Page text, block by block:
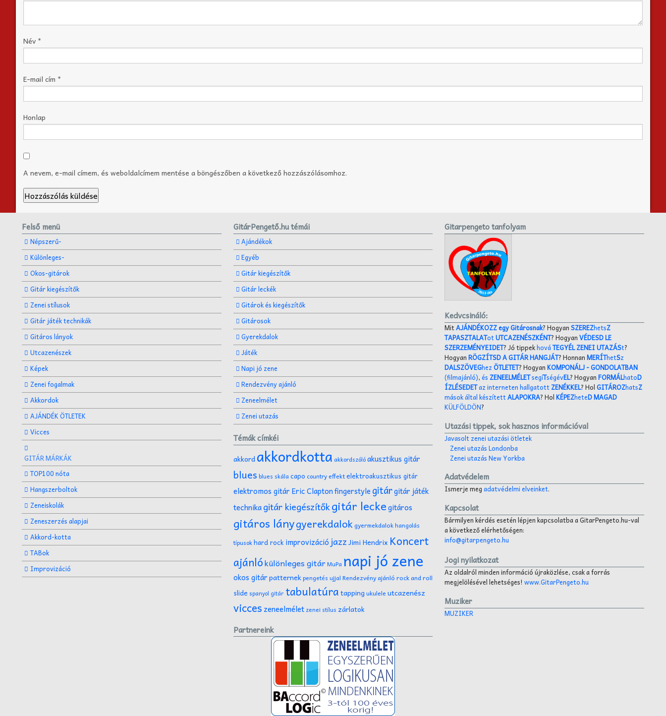
Név *
E-mail cím *
Honlap
A nevem, e-mail címem, és weboldalcímem mentése a böngészőben a következő hozzászólásomhoz.
Felső menü
Népszerű-
Különleges-
Okos-gitárok
Gitár kiegészítők
Zenei stílusok
Gitár játék technikák
Gitáros lányok
Utcazenészek
Képek
Zenei fogalmak
Akkordok
AJÁNDÉK ÖTLETEK
Vicces
GITÁR MÁRKÁK
TOP100 nóta
Hangszerboltok
Zeneiskolák
Zeneszerzés alapjai
Akkord-kotta
TABok
Improvizáció
GitárPengető.hu témái
Ajándékok
Egyéb
Gitár kiegészítők
Gitár leckék
Gitárok és kiegészítők
Gitárosok
Gyerekdalok
Játék
Napi jó zene
Rendezvény ajánló
Zeneelmélet
Zenei utazás
Témák címkéi
akkordakkordkotta akkordszólóakusztikus gitár
blues blues skálacapo country effektelektroakusztikus gitár
elektromos gitár Eric Claptonfingerstyle gitárgitár játék
technikagitár kiegészítőkgitár leckegitáros
gitáros lánygyerekdalokgyermekdalokhangolás
típusokhard rock improvizáció jazzJimi Hendrix Koncert
ajánlókülönleges gitár MuPa napi jó zene
okos gitárpatternekpengetés ujjal Rendezvény ajánló rock and roll
slide spanyol gitár tabulatúratapping ukulele utcazenész
vicces zeneelmélet zenei stílus zárlatok
Partnereink
Gitarpengeto tanfolyam
Kedvcsináló:
MitAJÁNDÉKOZZ egy Gitárosnak? HogyanSZEREZhetsZ
TAPASZTALATotUTCAZENÉSZKÉNT? HogyanVÉDESD LE
SZERZEMÉNYEIDET? Jó tippekhováTEGYÉL ZENEI UTAZÁSt?
HogyanRÖGZÍTSD A GITÁR HANGJÁT? HonnanMERÍThetSz
DALSZÖVEGhezÖTLETET? HogyanKOMPONÁLJ- GONDOLATBAN
(filmajánló),és ZENEELMÉLETsegíTségévEL? HogyanFORMÁLhatoD
ÍZLÉSEDETaz interneten hallgatott ZENÉKKEL? HolGITÁROZhatsZ
mások által készítettALAPOKRA? HolKÉPEZheteD MAGAD
KÜLFÖLDÖN?
Utazási tippek, sok hasznos információval
Javasolt zenei utazási ötletek
Zenei utazás Londonba
Zenei utazás New Yorkba
Adatvédelem
Ismerje megadatvédelmi elveinket.
Kapcsolat
Bármilyen kérdés esetén lépjen kapcsolatba a GitarPengeto.hu-val
a következő elérhetőségen:
info@gitarpengeto.hu
Jogi nyilatkozat
Az oldalról minden információ újraközlése, csak a forrás
megjelölésével lehetséges!www.GitarPengeto.hu
Muziker
MUZIKER